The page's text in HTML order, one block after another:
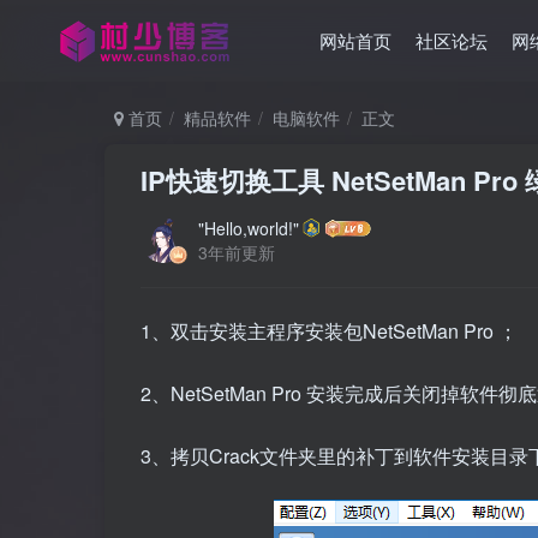
网站首页 社区论坛 网
首页 精品软件 电脑软件 正文
IP快速切换工具 NetSetMan Pro
"Hello,world!"
3年前更新
1、双击安装主程序安装包NetSetMan Pro ；
2、NetSetMan Pro 安装完成后关闭掉软件彻
3、拷贝Crack文件夹里的补丁到软件安装目录